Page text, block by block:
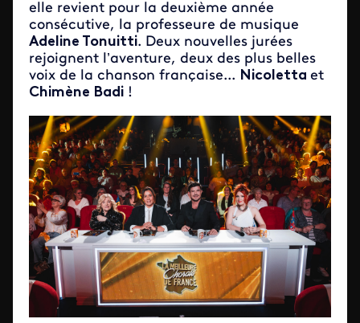
elle revient pour la deuxième année
consécutive, la professeure de musique
Adeline Tonuitti. Deux nouvelles jurées
rejoignent l’aventure, deux des plus belles
voix de la chanson française... Nicoletta et
Chimène Badi !